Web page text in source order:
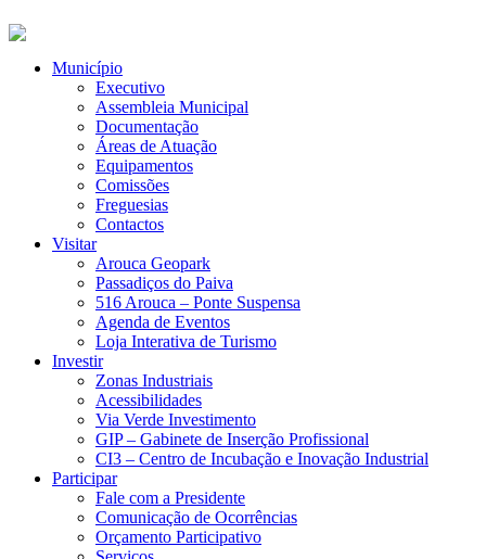
Município
Executivo
Assembleia Municipal
Documentação
Áreas de Atuação
Equipamentos
Comissões
Freguesias
Contactos
Visitar
Arouca Geopark
Passadiços do Paiva
516 Arouca – Ponte Suspensa
Agenda de Eventos
Loja Interativa de Turismo
Investir
Zonas Industriais
Acessibilidades
Via Verde Investimento
GIP – Gabinete de Inserção Profissional
CI3 – Centro de Incubação e Inovação Industrial
Participar
Fale com a Presidente
Comunicação de Ocorrências
Orçamento Participativo